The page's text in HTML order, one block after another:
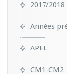
2017/
Années
APEL
CM1-CM2